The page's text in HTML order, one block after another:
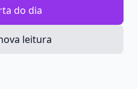
do dia
leitura